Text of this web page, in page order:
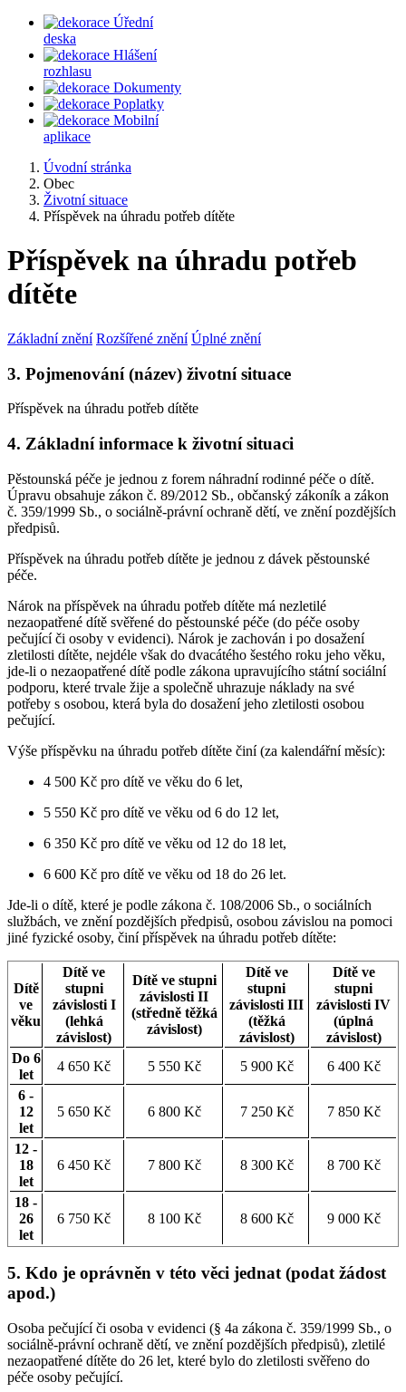
Úřední
deska
Hlášení
rozhlasu
Dokumenty
Poplatky
Mobilní
aplikace
Úvodní stránka
Obec
Životní situace
Příspěvek na úhradu potřeb dítěte
Příspěvek na úhradu potřeb
dítěte
Základní znění Rozšířené znění Úplné znění
3. Pojmenování (název) životní situace
Příspěvek na úhradu potřeb dítěte
4. Základní informace k životní situaci
Pěstounská péče je jednou z forem náhradní rodinné péče o dítě.
Úpravu obsahuje zákon č. 89/2012 Sb., občanský zákoník a zákon
č. 359/1999 Sb., o sociálně-právní ochraně dětí, ve znění pozdějších
předpisů.
Příspěvek na úhradu potřeb dítěte je jednou z dávek pěstounské
péče.
Nárok na příspěvek na úhradu potřeb dítěte má nezletilé
nezaopatřené dítě svěřené do pěstounské péče (do péče osoby
pečující či osoby v evidenci). Nárok je zachován i po dosažení
zletilosti dítěte, nejdéle však do dvacátého šestého roku jeho věku,
jde-li o nezaopatřené dítě podle zákona upravujícího státní sociální
podporu, které trvale žije a společně uhrazuje náklady na své
potřeby s osobou, která byla do dosažení jeho zletilosti osobou
pečující.
Výše příspěvku na úhradu potřeb dítěte činí (za kalendářní měsíc):
4 500 Kč pro dítě ve věku do 6 let,
5 550 Kč pro dítě ve věku od 6 do 12 let,
6 350 Kč pro dítě ve věku od 12 do 18 let,
6 600 Kč pro dítě ve věku od 18 do 26 let.
Jde-li o dítě, které je podle zákona č. 108/2006 Sb., o sociálních
službách, ve znění pozdějších předpisů, osobou závislou na pomoci
jiné fyzické osoby, činí příspěvek na úhradu potřeb dítěte:
Dítě
ve
věku
Dítě ve
stupni
závislosti I
(lehká
závislost)
Dítě ve stupni
závislosti II
(středně těžká
závislost)
Dítě ve
stupni
závislosti III
(těžká
závislost)
Dítě ve
stupni
závislosti IV
(úplná
závislost)
Do 6
let
4 650 Kč 5 550 Kč 5 900 Kč
6 400 Kč
6 -
12
let
5 650 Kč 6 800 Kč 7 250 Kč 7 850 Kč
12 -
18
let
6 450 Kč 7 800 Kč 8 300 Kč 8 700 Kč
18 -
26
let
6 750 Kč 8 100 Kč 8 600 Kč 9 000 Kč
5. Kdo je oprávněn v této věci jednat (podat žádost
apod.)
Osoba pečující či osoba v evidenci (§ 4a zákona č. 359/1999 Sb., o
sociálně-právní ochraně dětí, ve znění pozdějších předpisů), zletilé
nezaopatřené dítěte do 26 let, které bylo do zletilosti svěřeno do
péče osoby pečující.